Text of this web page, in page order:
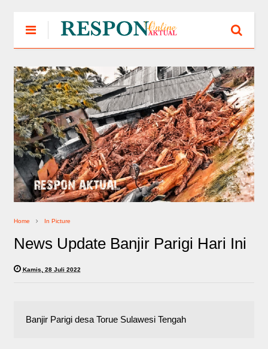
Home In Picture
News Update Banjir Parigi Hari Ini
Kamis, 28 Juli 2022
Banjir Parigi desa Torue Sulawesi Tengah